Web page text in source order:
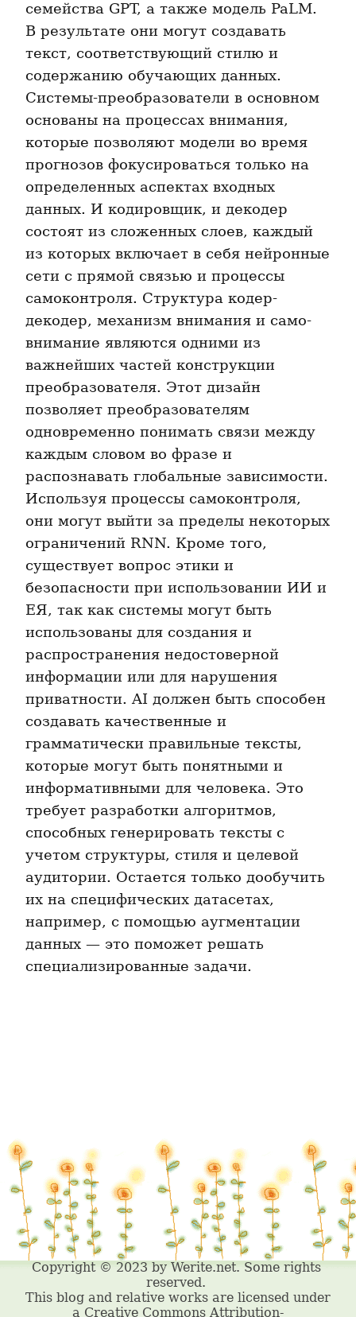
семейства GPT, а также модель PaLM.
В результате они могут создавать
текст, соответствующий стилю и
содержанию обучающих данных.
Системы-преобразователи в основном
основаны на процессах внимания,
которые позволяют модели во время
прогнозов фокусироваться только на
определенных аспектах входных
данных. И кодировщик, и декодер
состоят из сложенных слоев, каждый
из которых включает в себя нейронные
сети с прямой связью и процессы
самоконтроля. Структура кодер-
декодер, механизм внимания и само-
внимание являются одними из
важнейших частей конструкции
преобразователя. Этот дизайн
позволяет преобразователям
одновременно понимать связи между
каждым словом во фразе и
распознавать глобальные зависимости.
Используя процессы самоконтроля,
они могут выйти за пределы некоторых
ограничений RNN. Кроме того,
существует вопрос этики и
безопасности при использовании ИИ и
ЕЯ, так как системы могут быть
использованы для создания и
распространения недостоверной
информации или для нарушения
приватности. AI должен быть способен
создавать качественные и
грамматически правильные тексты,
которые могут быть понятными и
информативными для человека. Это
требует разработки алгоритмов,
способных генерировать тексты с
учетом структуры, стиля и целевой
аудитории. Остается только дообучить
их на специфических датасетах,
например, с помощью аугментации
данных — это поможет решать
специализированные задачи.